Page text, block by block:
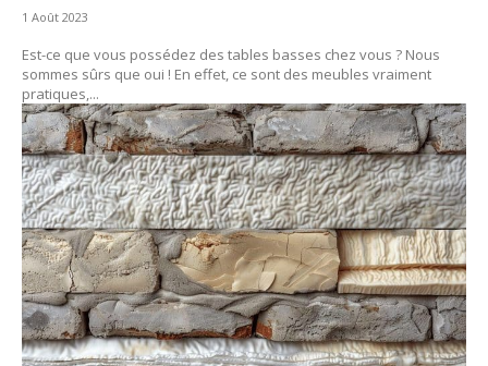
1 Août 2023
Est-ce que vous possédez des tables basses chez vous ? Nous
sommes sûrs que oui ! En effet, ce sont des meubles vraiment
pratiques,...